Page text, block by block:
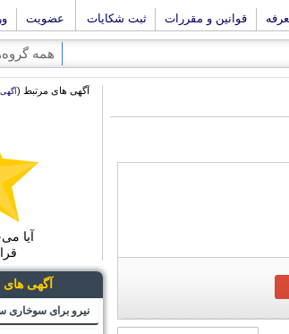
قوانین و مقررات ثبت شکایات عضویت
همه
آگهی های مرتبط (
آیا
آگهی های
نیرو برای سوخاری